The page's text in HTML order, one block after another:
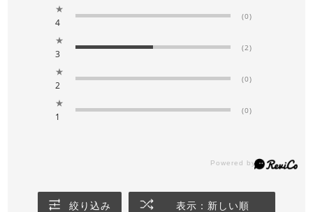
★
4
(0)
★
3
(2)
★
2
(0)
★
1
(0)
絞り込み 表示：新しい順